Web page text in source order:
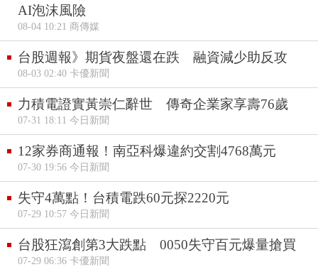
AI泡沫風險
08-04 10:21 商傳媒
台股週報》期貨夜盤還在跌 融資減少助反攻
08-03 02:40 卡優新聞
力積電證實黃崇仁辭世 傳奇企業家享壽76歲
07-31 18:11 今日新聞
12家券商通報！南亞科爆違約交割4768萬元
07-30 19:56 今日新聞
失守4萬點！台積電跌60元探2220元
07-29 10:57 今日新聞
台股狂瀉創第3大跌點 0050失守百元爆量搶買
07-29 06:36 卡優新聞